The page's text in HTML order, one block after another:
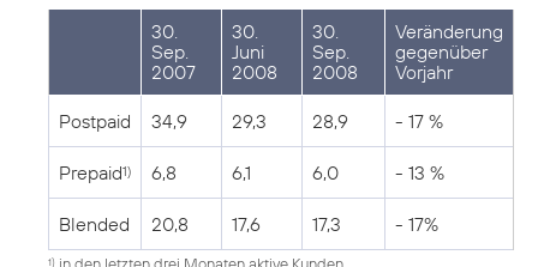
30.
Sep.
2007
30.
Juni
2008
30.
Sep.
2008
Veränderung
gegenüber
Vorjahr
Postpaid 34,9 29,3 28,9 - 17 %
Prepaid1) 6,8 6,1 6,0 - 13 %
Blended 20,8 17,6 17,3 - 17%
1)